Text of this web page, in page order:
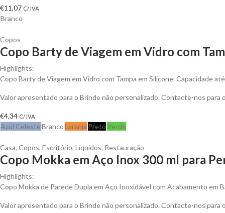
€11,07 C/ IVA
Branco
Copos
Copo Barty de Viagem em Vidro com
Highlights:
Copo Barty de Viagem em Vidro com Tampa em Silicone. Capacidade
Valor apresentado para o Brinde não personalizado. Contacte-nos
€4,34 C/ IVA
Azul CelesteBrancoLaranja PretoVerde
Casa, Copos, Escritório, Líquidos, Restauração
Copo Mokka em Aço Inox 300 ml para
Highlights:
Copo Mokka de Parede Dupla em Aço Inoxidável com Acabamento em
Valor apresentado para o Brinde não personalizado. Contacte-nos